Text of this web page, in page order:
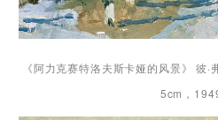
《阿力克赛特洛夫斯卡娅的风景》 彼
5cm，